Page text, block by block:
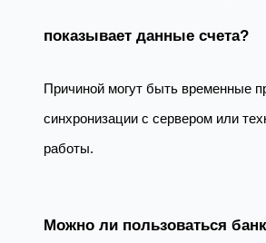
показывает данные счета?
Причиной могут быть временные
синхронизации с сервером или
работы.
Можно ли пользоваться